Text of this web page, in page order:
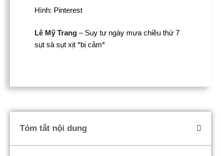
Hình: Pinterest
Lê Mỹ Trang – Suy tư ngày mưa chiều thứ 7
sụt sà sụt xịt *bị cảm*
Tóm tắt nội dung